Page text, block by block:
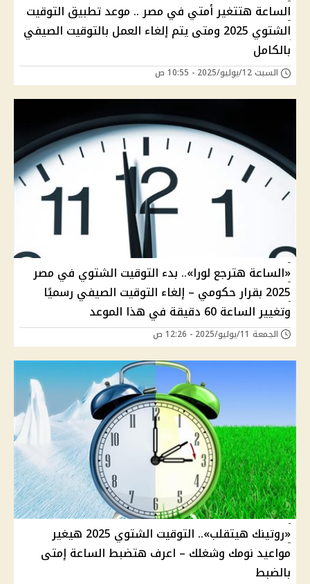
الساعة هتتغير أمتي في مصر .. موعد تطبيق التوقيت
الشتوي 2025 ومتى يتم إلغاء العمل بالتوقيت الصيفي
بالكامل
السبت 12/يوليو/2025 - 10:55 ص
«الساعة هترجع لورا».. بدء التوقيت الشتوي في مصر
2025 بقرار حكومي – إلغاء التوقيت الصيفي رسميًا
وتغيير الساعة 60 دقيقة في هذا الموعد
الجمعة 11/يوليو/2025 - 12:26 ص
«روتينك هيتقلب».. التوقيت الشتوي 2025 هيغير
مواعيد نومك وشغلك – اعرف هتضبط الساعة إمتى
بالضبط